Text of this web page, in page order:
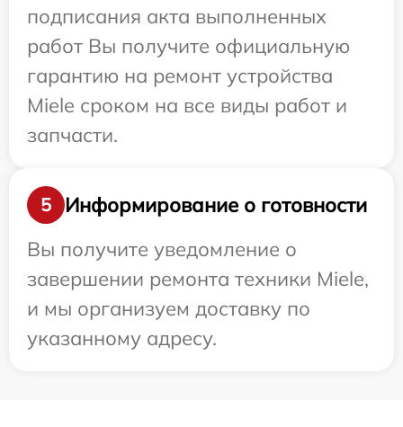
подписания акта выполненных
работ Вы получите официальную
гарантию на ремонт устройства
Miele сроком на все виды работ и
запчасти.
5
Информирование о готовности
Вы получите уведомление о
завершении ремонта техники Miele,
и мы организуем доставку по
указанному адресу.